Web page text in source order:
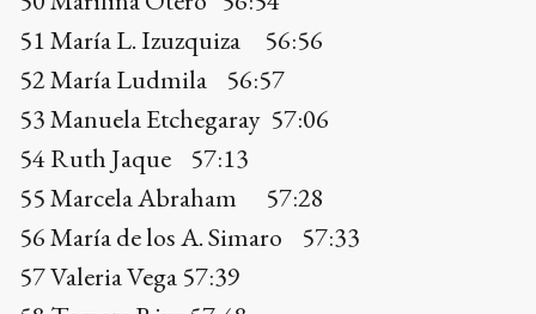
56 María de los A. Simaro 57:33
57 Valeria Vega 57:39
58 Tamara Riva 57:48
59 Martina Iparraguirre 57:54
60 Miriam Momeño 58:09
61 Verónica Padellini 58:14
62 Luciana García 58:28
63 Natalí Lavallén 58:42